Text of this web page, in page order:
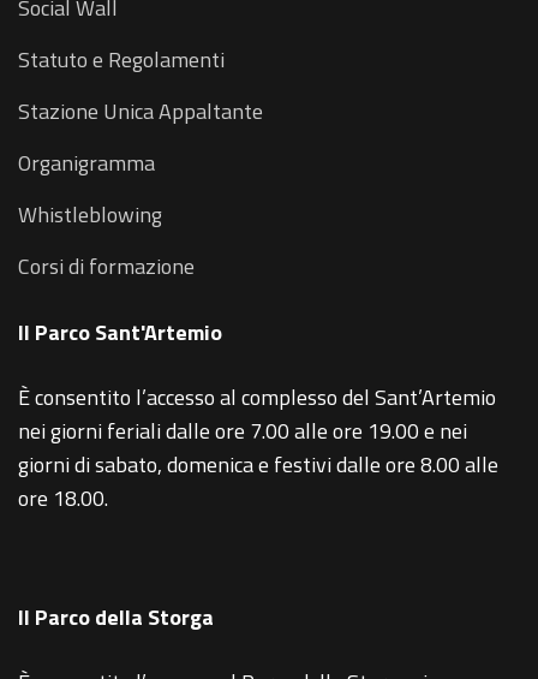
Social Wall
Statuto e Regolamenti
Stazione Unica Appaltante
Organigramma
Whistleblowing
Corsi di formazione
Il Parco Sant'Artemio
È consentito l’accesso al complesso del Sant’Artemio
nei giorni feriali dalle ore 7.00 alle ore 19.00 e nei
giorni di sabato, domenica e festivi dalle ore 8.00 alle
ore 18.00.
Il Parco della Storga